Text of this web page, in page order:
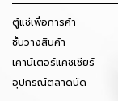
ตู้แช่เพื่อการค้า
ชั้นวางสินค้า
เคาน์เตอร์แคชเชียร์
อุปกรณ์ตลาดนัด